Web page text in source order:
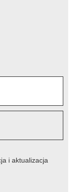
i aktualizacja